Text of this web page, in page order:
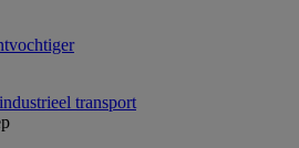
transport